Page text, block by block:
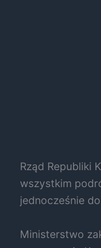
Rząd Republiki
wszystkim
jednocześnie
Ministerstwo